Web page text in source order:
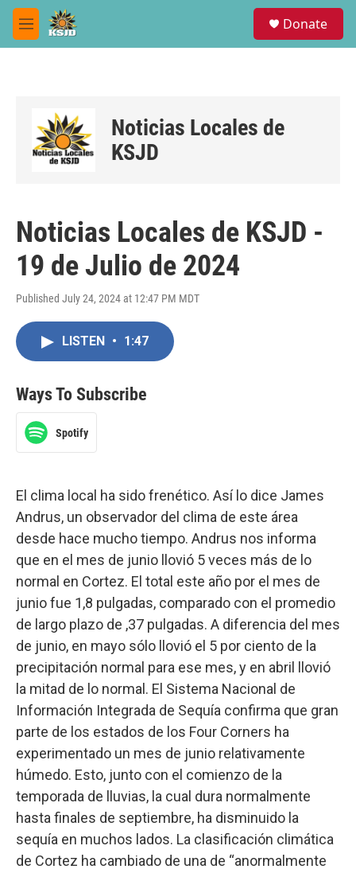
Skip to main content
M
e
Donate
Noticias Locales de
KSJD
Noticias Locales de KSJD -
19 de Julio de 2024
Published July 24, 2024 at 12:47 PM MDT
LISTEN • 1:47
Ways To Subscribe
Spotify
El clima local ha sido frenético. Así lo dice James
Andrus, un observador del clima de este área
desde hace mucho tiempo. Andrus nos informa
que en el mes de junio llovió 5 veces más de lo
normal en Cortez. El total este año por el mes de
junio fue 1,8 pulgadas, comparado con el promedio
de largo plazo de ,37 pulgadas. A diferencia del mes
de junio, en mayo sólo llovió el 5 por ciento de la
precipitación normal para ese mes, y en abril llovió
la mitad de lo normal. El Sistema Nacional de
Información Integrada de Sequía confirma que gran
parte de los estados de los Four Corners ha
experimentado un mes de junio relativamente
húmedo. Esto, junto con el comienzo de la
temporada de lluvias, la cual dura normalmente
hasta finales de septiembre, ha disminuido la
sequía en muchos lados. La clasificación climática
de Cortez ha cambiado de una de “anormalmente